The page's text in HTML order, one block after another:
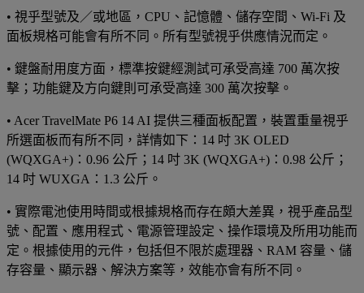
• 視乎型號及／或地區，CPU、記憶體、儲存空間、Wi-Fi 及
面板規格可能會有所不同。所有型號視乎供應情況而定。
• 鍵盤耐用度方面，標準按鍵經測試可承受高達 700 萬次按
擊；功能鍵及方向鍵則可承受高達 300 萬次按擊。
• Acer TravelMate P6 14 AI 提供三種面板配置，裝置重量視乎
所選面板而有所不同，詳情如下：14 吋 3K OLED
(WQXGA+)：0.96 公斤；14 吋 3K (WQXGA+)：0.98 公斤；
14 吋 WUXGA：1.3 公斤。
• 實際電池使用時間或根據規格而存在頗大差異，視乎產品型
號、配置、應用程式、電源管理設定、操作環境及所用功能而
定。根據使用的元件，包括但不限於處理器、RAM 容量、儲
存容量、顯示器、解決方案等，效能亦會有所不同。